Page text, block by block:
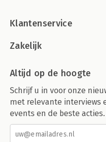
Klantenservice
Zakelijk
Altijd op de hoogte
Schrijf u in voor onze
met relevante interviews
events en de beste acties.